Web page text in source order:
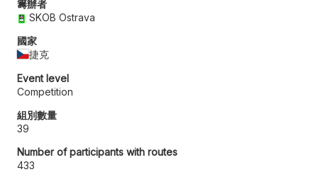
籌辦者
SKOB Ostrava
國家
捷克
Event level
Competition
組別數量
39
Number of participants with routes
433